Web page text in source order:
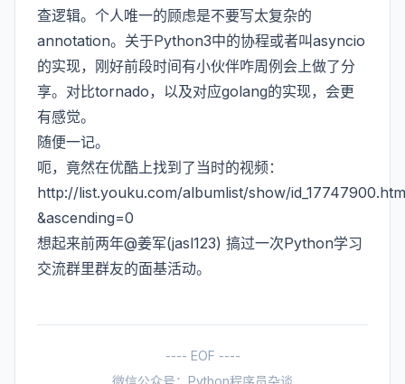
查逻辑。个人唯一的顾虑是不要写太复杂的
annotation。关于Python3中的协程或者叫asyncio
的实现，刚好前段时间有小伙伴咋周例会上做了分
享。对比tornado，以及对应golang的实现，会更
有感觉。
随便一记。
呃，竟然在优酷上找到了当时的视频：
http://list.youku.com/albumlist/show/
&ascending=0
想起来前两年@姜军(jasl123) 搞过一次Python学习
交流群里群友的面基活动。
---- EOF ----
微信公众号：Python程序员杂谈